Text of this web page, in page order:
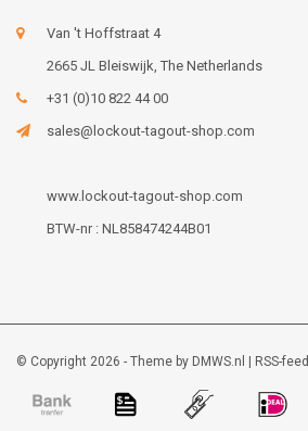
Van 't Hoffstraat 4
2665 JL Bleiswijk, The Netherlands
+31 (0)10 822 44 00
sales@lockout-tagout-shop.com
www.lockout-tagout-shop.com
BTW-nr : NL858474244B01
© Copyright 2026 - Theme by DMWS.nl RSS-feed